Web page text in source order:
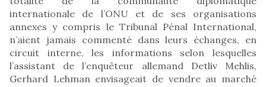
internationale de l’ONU et de ses organisations
annexes y compris le Tribunal Pénal International,
n’aient jamais commenté dans leurs échanges, en
circuit interne, les informations selon lesquelles
l’assistant de l’enquêteur allemand Detliv Mehlis,
Gerhard Lehman envisageait de vendre au marché